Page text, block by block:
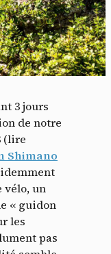
3 jours
de notre
(lire
Shimano
vélo, un
« guidon
les
pas